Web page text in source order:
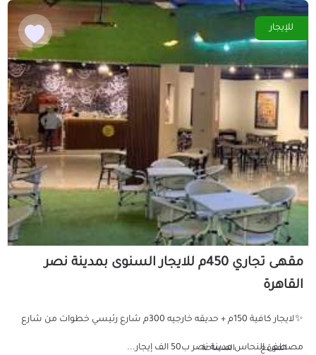
للإيجار
مقهى تجاري 450م للايجار السنوى بمدينة نصر
القاهرة
✨لايجار كافية 150م + حديقه خارجيه 300م شارع رئيسي خطوات من شارع
مصطفى النحاس مدينة نصر ب50 الف إيجار...
الموقع المساحة